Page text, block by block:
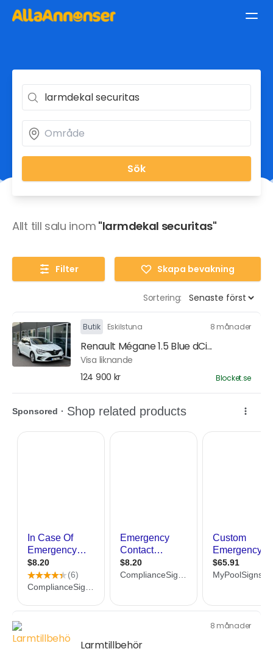
Sök
Allt till salu inom "larmdekal securitas"
Filter Skapa bevakning
Sortering:
Butik Eskilstuna 8 månader
Renault Mégane 1.5 Blue dCi...
Visa liknande
124 900 kr
Blocket.se
8 månader
Larmtillbehör